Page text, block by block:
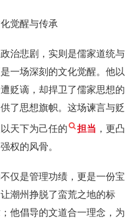
觉醒与传承
治悲剧，实则是儒家道统与
一场深刻的文化觉醒。他以
贬谪，却捍卫了儒家思想的
了思想旗帜。这场谏言与贬
天下为己任的 担当 ，更凸
权的风骨。
仅是管理功绩，更是一份宝
潮州挣脱了蛮荒之地的标
他倡导的文道合一理念，为